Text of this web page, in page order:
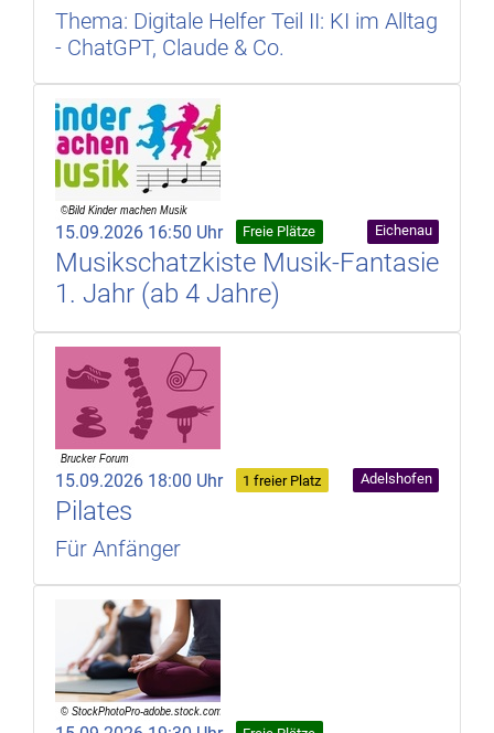
Thema: Digitale Helfer Teil II: KI im Alltag
- ChatGPT, Claude & Co.
15.09.2026 16:50 Uhr Freie Plätze Eichenau
Musikschatzkiste Musik-Fantasie
1. Jahr (ab 4 Jahre)
15.09.2026 18:00 Uhr 1 freier Platz Adelshofen
Pilates
Für Anfänger